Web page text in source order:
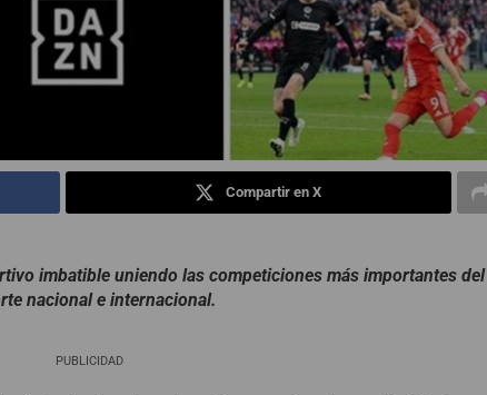
Compartir en X
imbatible uniendo las competiciones más importantes del
nacional e internacional.
PUBLICIDAD